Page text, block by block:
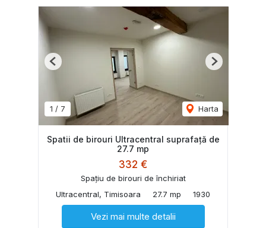
1 / 7 Harta
Previous Next
Spatii de birouri Ultracentral suprafață de
27.7 mp
332 €
Spațiu de birouri de închiriat
Ultracentral, Timisoara
27.7 mp 1930
Vezi mai multe detalii